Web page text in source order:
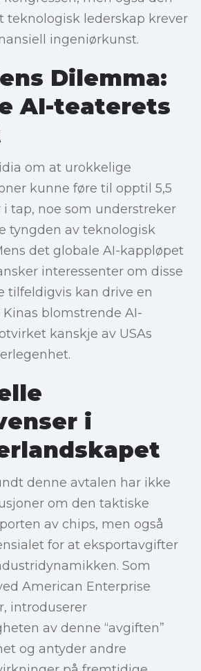
teknologisk lederskap krever
ingeniørkunst.
Dilemma:
AI-teaterets
om at urokkelige
kunne føre til opptil 5,5
tap, noe som understreker
tyngden av teknologisk
det globale AI-kappløpet
interessenter om disse
tilfeldigvis kan drive en
blomstrende AI-
kanskje av USAs
i
denne avtalen har ikke
om den taktiske
av chips, men også
for at eksportavgifter
Som
American Enterprise
introduserer
av denne “avgiften”
og antyder andre